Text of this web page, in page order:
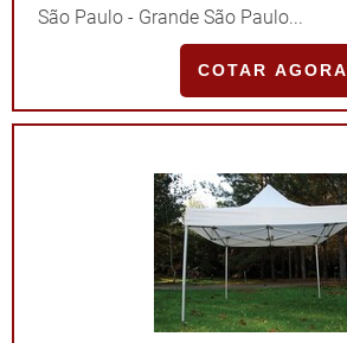
São Paulo - Grande São Paulo...
COTAR AGORA